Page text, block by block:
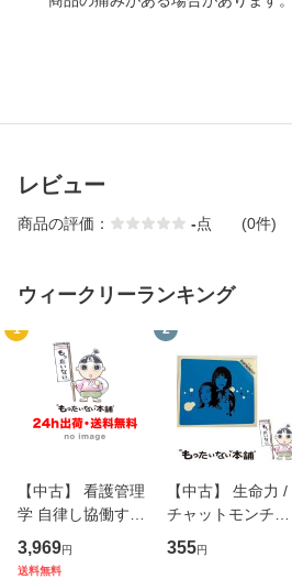
レビュー
商品の評価： -点 (0件)
ウィークリーランキング
1
【中古】 看護管理
学 自律し協働する
専門職の看護マネ
ジメントスキル 改
3,969円
送料無料
2
【中古】 生命力 /
チャットモンチー /
キューンレコード
[CD]【メール便送
355円